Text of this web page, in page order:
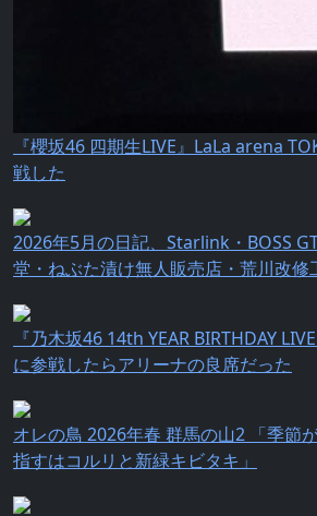
『櫻坂46 四期生LIVE』LaLa arena
戦した
2026年5月の日記、Starlink・BOSS
堂・ねぶた漬け無人販売店・荒川改修
『乃⽊坂46 14th YEAR BIRTHDAY
に参戦したらアリーナの良席だった
オレの鳥 2026年春 群馬の山2 「季節
指すはコルリと新緑キビタキ」